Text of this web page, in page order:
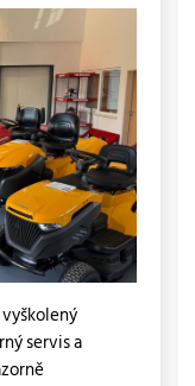
servis a